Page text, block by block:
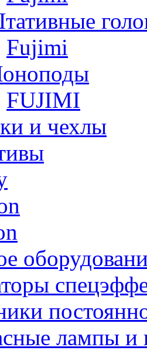
Fujimi
FUJIMI
и чехлы
лампы и